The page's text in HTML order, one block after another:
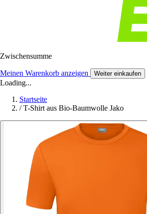
Zwischensumme
Meinen Warenkorb anzeigen Weiter einkaufen
Loading...
Startseite
/ T-Shirt aus Bio-Baumwolle Jako